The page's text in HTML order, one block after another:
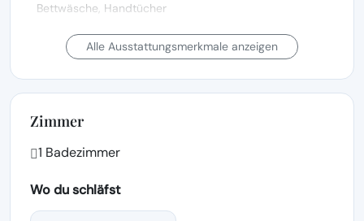
Bettwäsche, Handtücher
Richtlinien der örtlichen
Behörden gewaschen
Bettwäsche vorhanden
Kinderbett(en)/Babybett(en)
Fernsehen
Alle Ausstattungsmerkmale anzeigen
Zimmer
1 Badezimmer
Wo du schläfst